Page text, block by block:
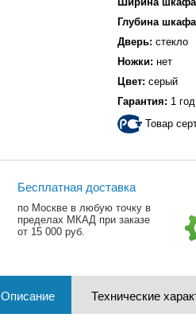
Глубина
Дверь: стекло
Ножки: нет
Цвет: серый
Гарантия: 1 год
Товар
Бесплатная доставка
по Москве в любую точку в
пределах МКАД при заказе
от 15 000 руб.
Описание Технические